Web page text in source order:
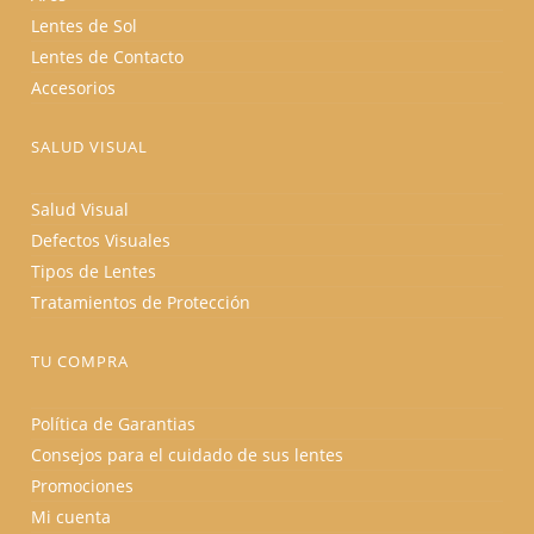
Lentes de Sol
Lentes de Contacto
Accesorios
SALUD VISUAL
Salud Visual
Defectos Visuales
Tipos de Lentes
Tratamientos de Protección
TU COMPRA
Política de Garantias
Consejos para el cuidado de sus lentes
Promociones
Mi cuenta